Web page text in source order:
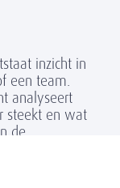
inzicht in
een team.
analyseert
steekt en wat
de